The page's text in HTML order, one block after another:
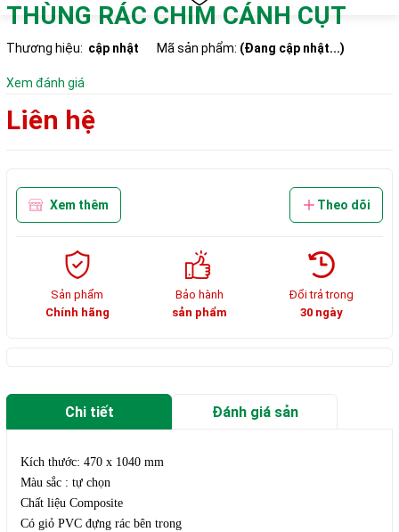
THÙNG RÁC CHIM CÁNH CỤT
Thương hiệu: cập nhật Mã sản phẩm: (Đang cập nhật...)
Xem đánh giá
Liên hệ
Xem thêm Theo dõi
Sản phẩm
Chính hãng
Bảo hành
sản phẩm
Đổi trả trong
30 ngày
Chi tiết Đánh giá sản
Kích thước: 470 x 1040 mm
Màu sắc : tự chọn
Chất liệu Composite
Có giỏ PVC đựng rác bên trong